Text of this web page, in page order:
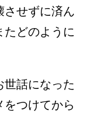
させずに済ん
どのように
話になった
つけてから